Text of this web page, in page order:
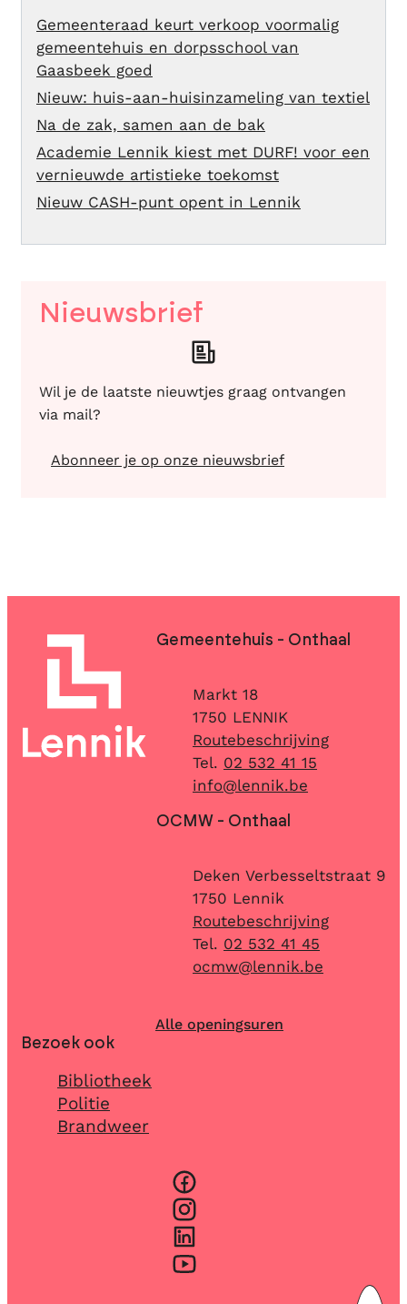
Gemeenteraad keurt verkoop voormalig
gemeentehuis en dorpsschool van
Gaasbeek goed
Nieuw: huis-aan-huisinzameling van textiel
Na de zak, samen aan de bak
Academie Lennik kiest met DURF! voor een
vernieuwde artistieke toekomst
Nieuw CASH-punt opent in Lennik
Nieuwsbrief
Wil je de laatste nieuwtjes graag ontvangen
via mail?
Abonneer je op onze nieuwsbrief
Contact & openingsuren
Gemeentehuis - Onthaal
AdresMarkt 18
,1750 LENNIK
Routebeschrijving
02 532 41 15
E-mailinfo@lennik.be
OCMW - Onthaal
AdresDeken Verbesseltstraat 9
,1750 Lennik
Routebeschrijving
02 532 41 45
E-mailocmw@lennik.be
Alle openingsuren
Bezoek ook
Bibliotheek
Politie
Brandweer